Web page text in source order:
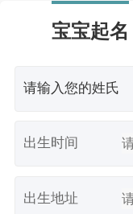
宝宝起名
出生时间
出生地址